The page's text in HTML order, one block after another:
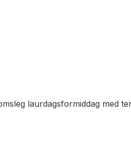
laurdagsformiddag med